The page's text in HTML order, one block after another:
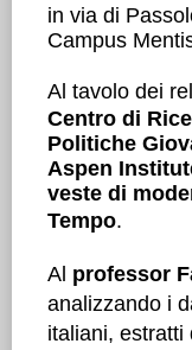
in via di
Campus
Al tavolo dei
Centro di
Politiche
Aspen
veste di
Tempo.
Al professor
analizzando i
italiani, estratti